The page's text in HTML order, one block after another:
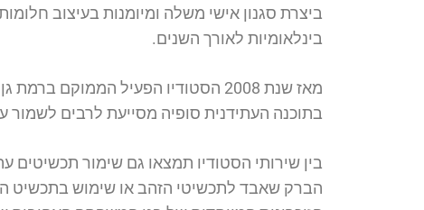
ביצרת סגנון אישי משלה ומיומנות בעיצוב
בינלאומיות לאורך השנים.
מאז שנת 2008 הסטודיו הפעיל
בתוכנה העתידנית סופיה מסייעת לרבים
בין שירותי הסטודיו תמצאו גם שימור
הברק שאבד לתכשיטי הזהב או שימוש בתכשיט